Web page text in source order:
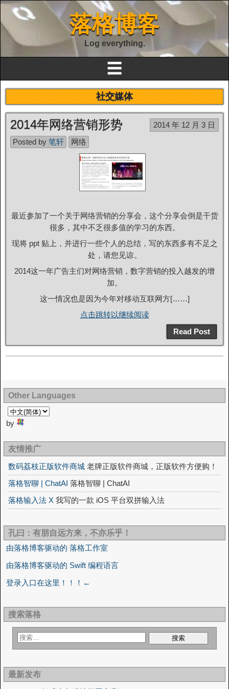
落格博客
Log everything.
☰
社交媒体
2014年网络营销形势
2014 年 12 月 3 日
Posted by 笔轩 网络
最近参加了一个关于网络营销的分享会，这个分享会倒是干货
很多，其中不乏很多值的学习的东西。
现将 ppt 贴上，并进行一些个人的总结，写的东西多有不足之
处，请您见谅。
2014这一年广告主们对网络营销，数字营销的投入越发的增
加。
这一情况也是因为今年对移动互联网方[……]
点击跳转以继续阅读
Read Post
Other Languages
by
友情推广
数码荔枝正版软件商城 老牌正版软件商城，正版软件方便购！
落格智聊 | ChatAI 落格智聊 | ChatAI
落格输入法 X 我写的一款 iOS 平台双拼输入法
孔曰：有朋自远方来，不亦乐乎！
由落格博客驱动的 落格工作室
由落格博客驱动的 Swift 编程语言
登录入口在这里！！！←
搜索落格
最新发布